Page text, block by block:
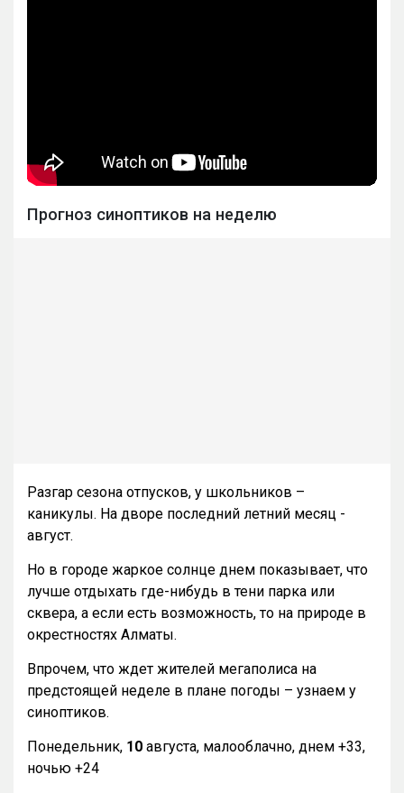
Прогноз синоптиков на неделю
Разгар сезона отпусков, у школьников –
каникулы. На дворе последний летний месяц -
август.
Но в городе жаркое солнце днем показывает, что
лучше отдыхать где-нибудь в тени парка или
сквера, а если есть возможность, то на природе в
окрестностях Алматы.
Впрочем, что ждет жителей мегаполиса на
предстоящей неделе в плане погоды – узнаем у
синоптиков.
Понедельник, 10 августа, малооблачно, днем +33,
ночью +24